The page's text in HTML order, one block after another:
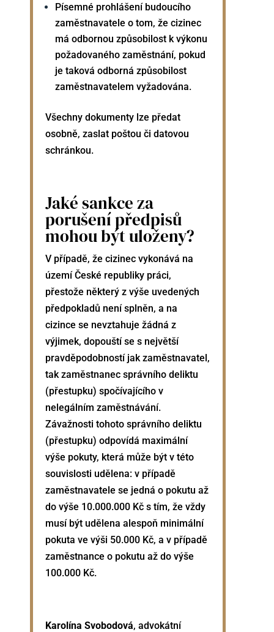
Písemné prohlášení budoucího
zaměstnavatele o tom, že cizinec
má odbornou způsobilost k výkonu
požadovaného zaměstnání, pokud
je taková odborná způsobilost
zaměstnavatelem vyžadována.
Všechny dokumenty lze předat
osobně, zaslat poštou či datovou
schránkou.
Jaké sankce za
porušení předpisů
mohou být uloženy?
V případě, že cizinec vykonává na
území České republiky práci,
přestože některý z výše uvedených
předpokladů není splněn, a na
cizince se nevztahuje žádná z
výjimek, dopouští se s největší
pravděpodobností jak zaměstnavatel,
tak zaměstnanec správního deliktu
(přestupku) spočívajícího v
nelegálním zaměstnávání.
Závažnosti tohoto správního deliktu
(přestupku) odpovídá maximální
výše pokuty, která může být v této
souvislosti udělena: v případě
zaměstnavatele se jedná o pokutu až
do výše 10.000.000 Kč s tím, že vždy
musí být udělena alespoň minimální
pokuta ve výši 50.000 Kč, a v případě
zaměstnance o pokutu až do výše
100.000 Kč.
Karolína Svobodová, advokátní